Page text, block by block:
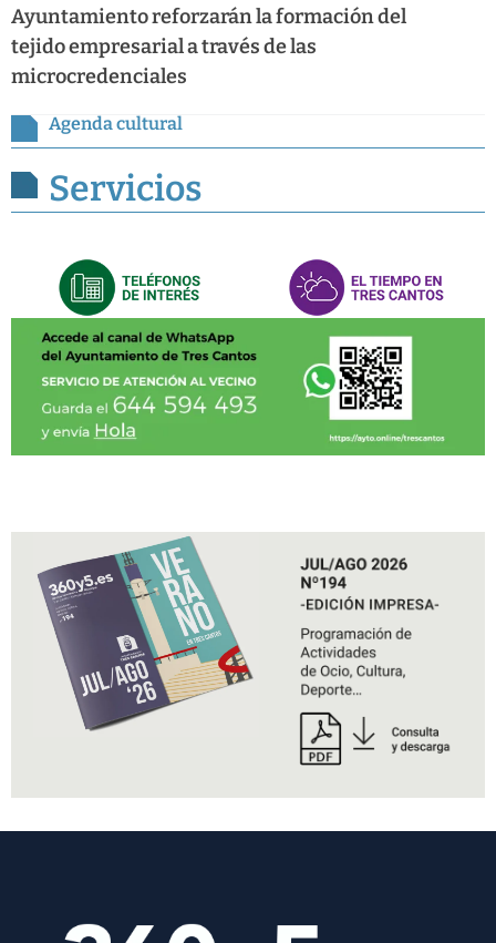
Ayuntamiento reforzarán la formación del
tejido empresarial a través de las
microcredenciales
Agenda cultural
Servicios